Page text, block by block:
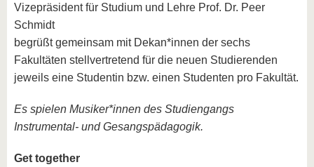
Vizepräsident für Studium und Lehre Prof. Dr. Peer
Schmidt
begrüßt gemeinsam mit Dekan*innen der sechs
Fakultäten stellvertretend für die neuen Studierenden
jeweils eine Studentin bzw. einen Studenten pro Fakultät.
Es spielen Musiker*innen des Studiengangs
Instrumental- und Gesangspädagogik.
Get together